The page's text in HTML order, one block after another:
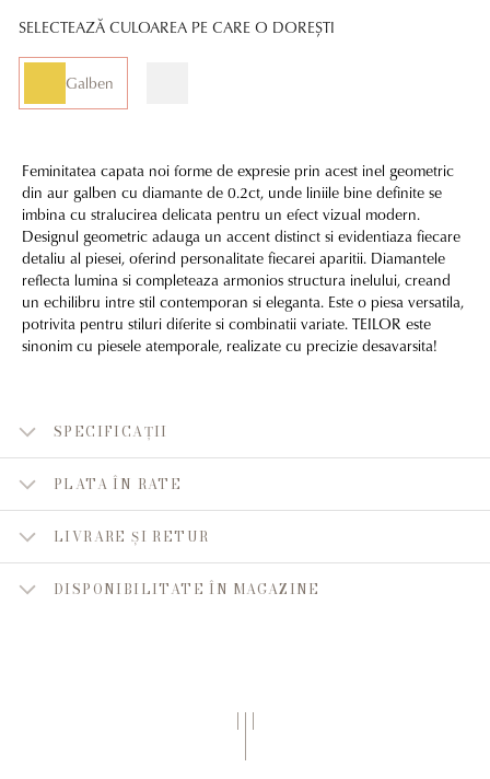
SELECTEAZĂ CULOAREA PE CARE O DOREȘTI
Galben
Feminitatea capata noi forme de expresie prin acest inel geometric
din aur galben cu diamante de 0.2ct, unde liniile bine definite se
imbina cu stralucirea delicata pentru un efect vizual modern.
Designul geometric adauga un accent distinct si evidentiaza fiecare
detaliu al piesei, oferind personalitate fiecarei aparitii. Diamantele
reflecta lumina si completeaza armonios structura inelului, creand
un echilibru intre stil contemporan si eleganta. Este o piesa versatila,
potrivita pentru stiluri diferite si combinatii variate. TEILOR este
sinonim cu piesele atemporale, realizate cu precizie desavarsita!
SPECIFICAȚII
PLATA ÎN RATE
LIVRARE ȘI RETUR
DISPONIBILITATE ÎN MAGAZINE